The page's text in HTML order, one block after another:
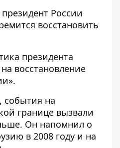
России
восстановить
президента
восстановление
события на
границе вызвали
Он напомнил о
в 2008 году и на